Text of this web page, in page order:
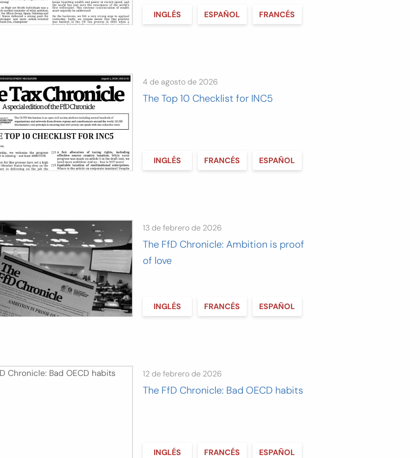
INGLÉS ESPAÑOL FRANCÉS
4 de agosto de 2026
The Top 10 Checklist for INC5
INGLÉS FRANCÉS ESPAÑOL
13 de febrero de 2026
The FfD Chronicle: Ambition is proof
of love
INGLÉS FRANCÉS ESPAÑOL
12 de febrero de 2026
The FfD Chronicle: Bad OECD habits
INGLÉS FRANCÉS ESPAÑOL